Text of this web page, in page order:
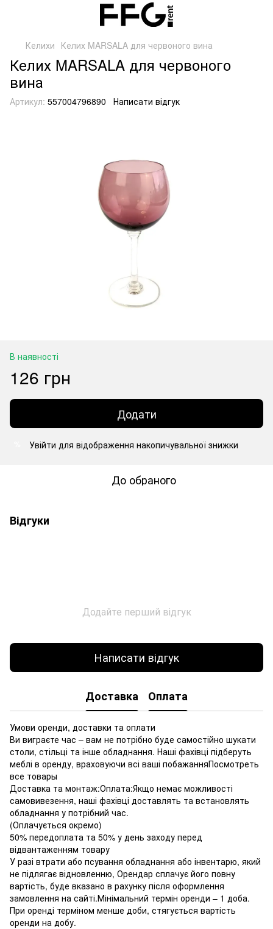
Келихи Келих MARSALA для червоного вина
Келих MARSALA для червоного
вина
Артикул: 557004796890 Написати відгук
В наявності
126 грн
Додати
Увійти для відображення накопичувальної знижки
До обраного
Відгуки
Додайте перший відгук
Написати відгук
Доставка Оплата
Умови оренди, доставки та оплати
Ви виграєте час – вам не потрібно буде самостійно шукати
столи, стільці та інше обладнання. Наші фахівці підберуть
меблі в оренду, враховуючи всі ваші побажанняПосмотреть
все товары
Доставка та монтаж:Оплата:Якщо немає можливості
самовивезення, наші фахівці доставлять та встановлять
обладнання у потрібний час.
(Оплачується окремо)
50% передоплата та 50% у день заходу перед
відвантаженням товару
У разі втрати або псування обладнання або інвентарю, який
не підлягає відновленню, Орендар сплачує його повну
вартість, буде вказано в рахунку після оформлення
замовлення на сайті.Мінімальний термін оренди – 1 доба.
При оренді терміном менше доби, стягується вартість
оренди на добу.